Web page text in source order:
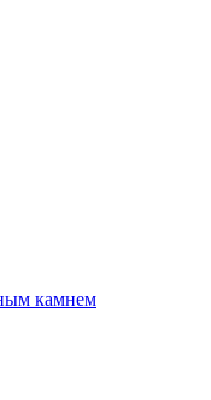
камнем